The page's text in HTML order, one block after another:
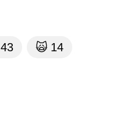
43 🙀 14